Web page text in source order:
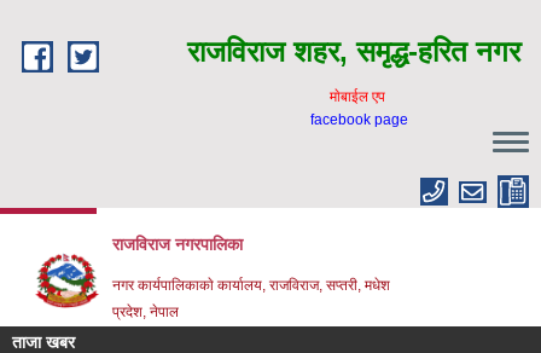
राजविराज शहर, समृद्ध-हरित नगर
माेबाईल एप
facebook page
राजविराज नगरपालिका
नगर कार्यपालिकाकाे कार्यालय, राजविराज, सप्तरी, मधेश
प्रदेश, नेपाल
ताजा खबर